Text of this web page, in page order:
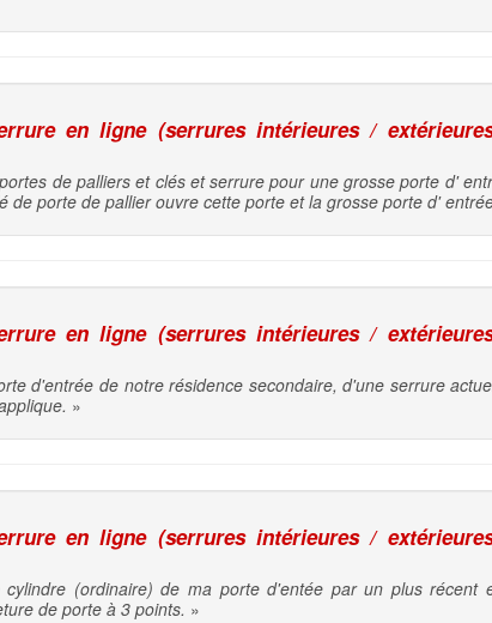
en ligne (serrures intérieures /
de palliers et clés et serrure pour une grosse porte d'
de porte de pallier ouvre cette porte et la grosse porte d'
en ligne (serrures intérieures /
d'entrée de notre résidence secondaire, d'une serrure
»
en ligne (serrures intérieures /
cylindre (ordinaire) de ma porte d'entée par un plus
de porte à 3 points. »